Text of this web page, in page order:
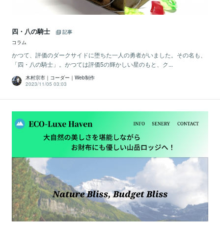
四・八の騎士
記事
コラム
かつて、評価のダークサイドに堕ちた一人の勇者がいました。その名も、
「四・八の騎士」。かつては評価5の輝かしい星のもと、ク...
木村宗市｜コーダー｜Web制作
2023/11/05 03:03